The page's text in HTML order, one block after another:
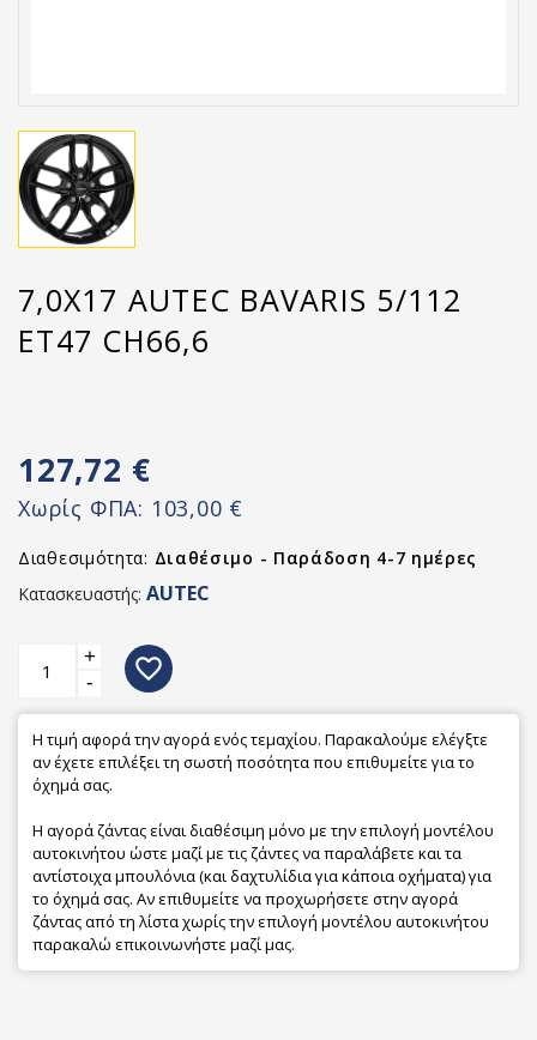
7,0X17 AUTEC BAVARIS 5/112
ET47 CH66,6
127,72 €
Χωρίς ΦΠΑ: 103,00 €
Διαθεσιμότητα: Διαθέσιμο - Παράδοση 4-7 ημέρες
Κατασκευαστής: AUTEC
+
-
favorite_border
Η τιμή αφορά την αγορά ενός τεμαχίου. Παρακαλούμε ελέγξτε
αν έχετε επιλέξει τη σωστή ποσότητα που επιθυμείτε για το
όχημά σας.
Η αγορά ζάντας είναι διαθέσιμη μόνο με την επιλογή μοντέλου
αυτοκινήτου ώστε μαζί με τις ζάντες να παραλάβετε και τα
αντίστοιχα μπουλόνια (και δαχτυλίδια για κάποια οχήματα) για
το όχημά σας. Αν επιθυμείτε να προχωρήσετε στην αγορά
ζάντας από τη λίστα χωρίς την επιλογή μοντέλου αυτοκινήτου
παρακαλώ επικοινωνήστε μαζί μας.